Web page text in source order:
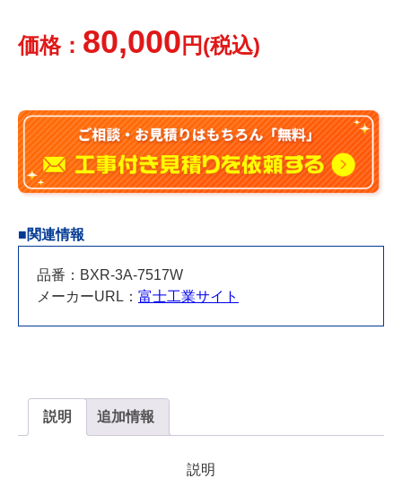
価格： 80,000 円(税込)
■関連情報
品番：BXR-3A-7517W
メーカーURL： 富士工業サイト
説明 追加情報
説明